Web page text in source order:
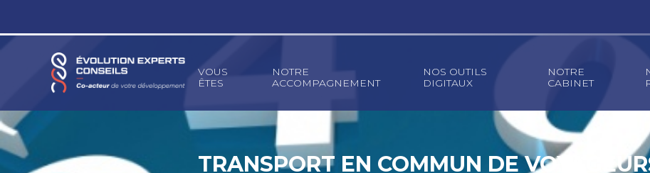
au
Principal
VOUS
ÊTES
NOTRE
ACCOMPAGNEMENT
NOS OUTILS
DIGITAUX
NOTRE
CABINET
TRANSPORT EN COMMUN DE